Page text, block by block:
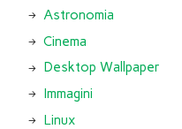
Astronomia
Cinema
Desktop Wallpaper
Immagini
Linux